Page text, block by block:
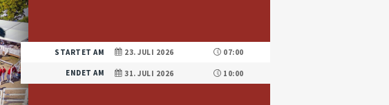
STARTET AM 23. JULI 2026 07:00
ENDET AM 31. JULI 2026 10:00